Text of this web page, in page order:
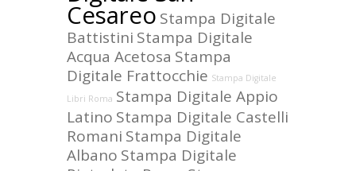
Cesareo Stampa Digitale
Battistini Stampa Digitale
Acqua Acetosa Stampa
Digitale Frattocchie Stampa Digitale
Libri Roma Stampa Digitale Appio
Latino Stampa Digitale Castelli
Romani Stampa Digitale
Albano Stampa Digitale